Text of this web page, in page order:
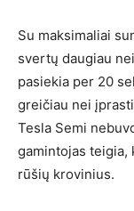
Su maksimaliai
svertų daugiau
pasiekia per 20
greičiau nei
Tesla Semi
gamintojas teigia,
rūšių krovinius.